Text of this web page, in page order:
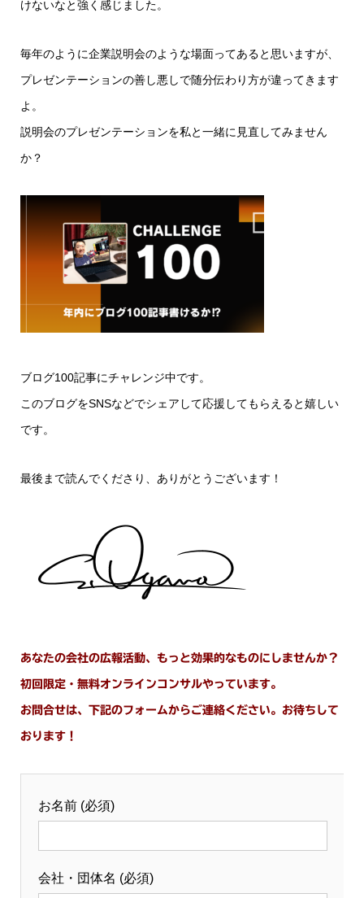
けないなと強く感じました。
毎年のように企業説明会のような場面ってあると思いますが、
プレゼンテーションの善し悪しで随分伝わり方が違ってきます
よ。
説明会のプレゼンテーションを私と一緒に見直してみません
か？
ブログ100記事にチャレンジ中です。
このブログをSNSなどでシェアして応援してもらえると嬉しい
です。
最後まで読んでくださり、ありがとうございます！
あなたの会社の広報活動、もっと効果的なものにしませんか？
初回限定・無料オンラインコンサルやっています。
お問合せは、下記のフォームからご連絡ください。お待ちして
おります！
お名前 (必須)
会社・団体名 (必須)